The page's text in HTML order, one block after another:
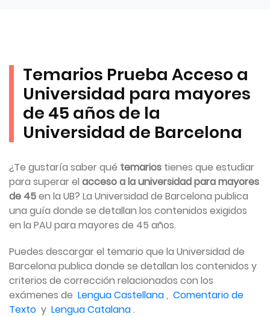
Temarios Prueba Acceso a
Universidad para mayores
de 45 años de la
Universidad de Barcelona
¿Te gustaría saber qué temarios tienes que estudiar
para superar el acceso a la universidad para mayores
de 45en la UB? La Universidad de Barcelona publica
una guía donde se detallan los contenidos exigidos
en la PAU para mayores de 45 años.
Puedes descargar el temario que la Universidad de
Barcelona publica donde se detallan los contenidos y
criterios de corrección relacionados con los
exámenes de Lengua Castellana, Comentario de
Texto y Lengua Catalana.